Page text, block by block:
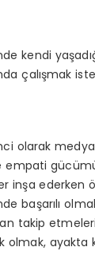
kendi
çalışmak
olarak
ve empati
inşa
başarılı
takip
olmak, ayakta